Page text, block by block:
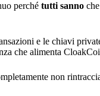
perché tutti sanno
e le chiavi
che alimenta
non